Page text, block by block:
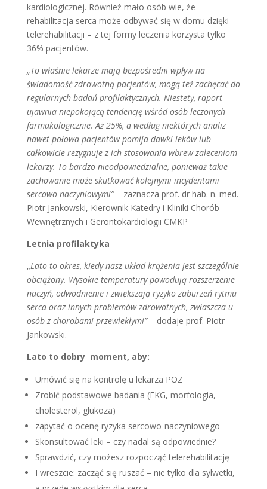
kardiologicznej. Również mało osób wie, że
rehabilitacja serca może odbywać się w domu dzięki
telerehabilitacji – z tej formy leczenia korzysta tylko
36% pacjentów.
„To właśnie lekarze mają bezpośredni wpływ na
świadomość zdrowotną pacjentów, mogą też zachęcać do
regularnych badań profilaktycznych. Niestety, raport
ujawnia niepokojącą tendencję wśród osób leczonych
farmakologicznie. Aż 25%, a według niektórych analiz
nawet połowa pacjentów pomija dawki leków lub
całkowicie rezygnuje z ich stosowania wbrew zaleceniom
lekarzy. To bardzo nieodpowiedzialne, ponieważ takie
zachowanie może skutkować kolejnymi incydentami
sercowo-naczyniowymi”– zaznacza prof. dr hab. n. med.
Piotr Jankowski, Kierownik Katedry i Kliniki Chorób
Wewnętrznych i Gerontokardiologii CMKP
Letnia profilaktyka
„Lato to okres, kiedy nasz układ krążenia jest szczególnie
obciążony. Wysokie temperatury powodują rozszerzenie
naczyń, odwodnienie i zwiększają ryzyko zaburzeń rytmu
serca oraz innych problemów zdrowotnych, zwłaszcza u
osób z chorobami przewlekłymi”– dodaje prof. Piotr
Jankowski.
Lato to dobry moment, aby:
Umówić się na kontrolę u lekarza POZ
Zrobić podstawowe badania (EKG, morfologia,
cholesterol, glukoza)
zapytać o ocenę ryzyka sercowo-naczyniowego
Skonsultować leki – czy nadal są odpowiednie?
Sprawdzić, czy możesz rozpocząć telerehabilitację
I wreszcie: zacząć się ruszać – nie tylko dla sylwetki,